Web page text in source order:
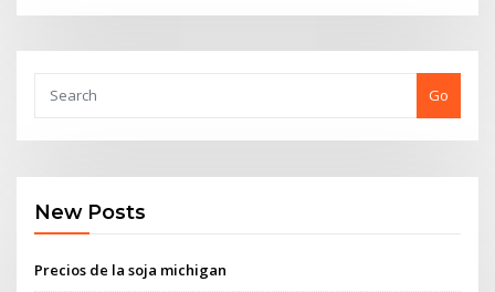
Go
New Posts
Precios de la soja michigan